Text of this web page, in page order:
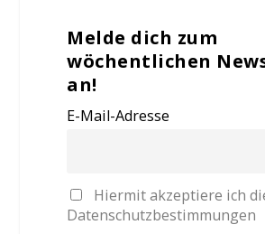
Melde dich zum
wöchentlichen
an!
E-Mail-Adresse
Hiermit akzeptiere ich
Datenschutzbestimmungen